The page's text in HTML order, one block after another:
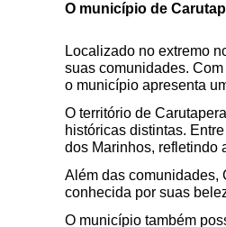
O município de
Localizado no extremo
suas comunidades.
o município apresenta
O território de
históricas distintas.
dos Marinhos, refletindo
Além das comunidades,
conhecida por suas
O município também